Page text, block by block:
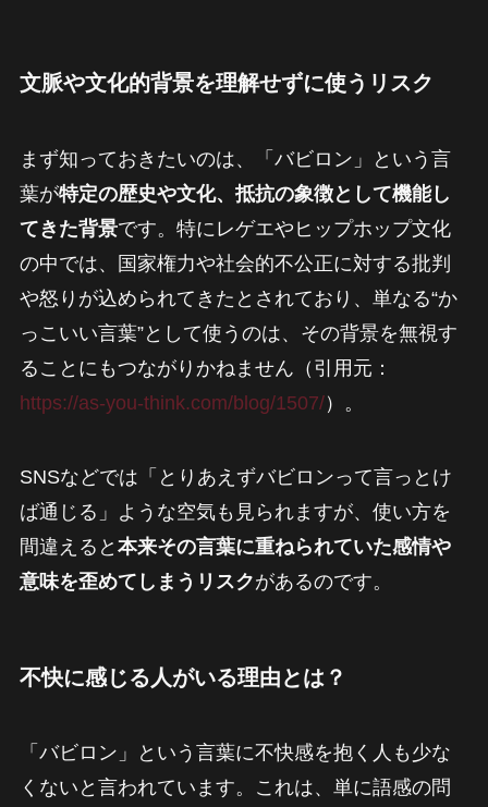
文脈や文化的背景を理解せずに使うリスク
まず知っておきたいのは、「バビロン」という言
葉が特定の歴史や文化、抵抗の象徴として機能し
てきた背景です。特にレゲエやヒップホップ文化
の中では、国家権力や社会的不公正に対する批判
や怒りが込められてきたとされており、単なる“か
っこいい言葉”として使うのは、その背景を無視す
ることにもつながりかねません（引用元：
https://as-you-think.com/blog/1507/）。
SNSなどでは「とりあえずバビロンって言っとけ
ば通じる」ような空気も見られますが、使い方を
間違えると 本来その言葉に重ねられていた感情や
意味を歪めてしまうリスクがあるのです。
不快に感じる人がいる理由とは？
「バビロン」という言葉に不快感を抱く人も少な
くないと言われています。これは、単に語感の問